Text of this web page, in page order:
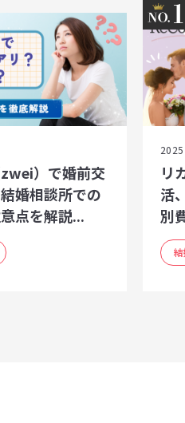
）で婚前交
婚相談所での
点を解説...
1
リ
活
別